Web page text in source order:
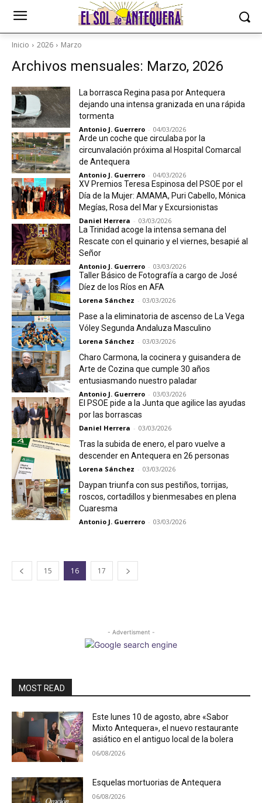
Inicio 2026 Marzo
Archivos mensuales: Marzo, 2026
La borrasca Regina pasa por Antequera
dejando una intensa granizada en una rápida
tormenta
Antonio J. Guerrero - 04/03/2026
Arde un coche que circulaba por la
circunvalación próxima al Hospital Comarcal
de Antequera
Antonio J. Guerrero - 04/03/2026
XV Premios Teresa Espinosa del PSOE por el
Día de la Mujer: AMAMA, Puri Cabello, Mónica
Megías, Rosa del Mar y Excursionistas
Daniel Herrera - 03/03/2026
La Trinidad acoge la intensa semana del
Rescate con el quinario y el viernes, besapié al
Señor
Antonio J. Guerrero - 03/03/2026
Taller Básico de Fotografía a cargo de José
Díez de los Ríos en AFA
Lorena Sánchez - 03/03/2026
Pase a la eliminatoria de ascenso de La Vega
Vóley Segunda Andaluza Masculino
Lorena Sánchez - 03/03/2026
Charo Carmona, la cocinera y guisandera de
Arte de Cozina que cumple 30 años
entusiasmando nuestro paladar
Antonio J. Guerrero - 03/03/2026
El PSOE pide a la Junta que agilice las ayudas
por las borrascas
Daniel Herrera - 03/03/2026
Tras la subida de enero, el paro vuelve a
descender en Antequera en 26 personas
Lorena Sánchez - 03/03/2026
Daypan triunfa con sus pestiños, torrijas,
roscos, cortadillos y bienmesabes en plena
Cuaresma
Antonio J. Guerrero - 03/03/2026
15 16 17
- Advertisment -
MOST READ
Este lunes 10 de agosto, abre «Sabor
Mixto Antequera», el nuevo restaurante
asiático en el antiguo local de la bolera
06/08/2026
Esquelas mortuorias de Antequera
06/08/2026